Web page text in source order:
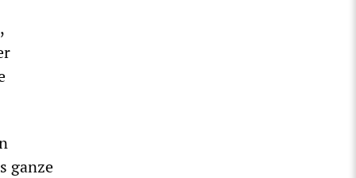
ganze